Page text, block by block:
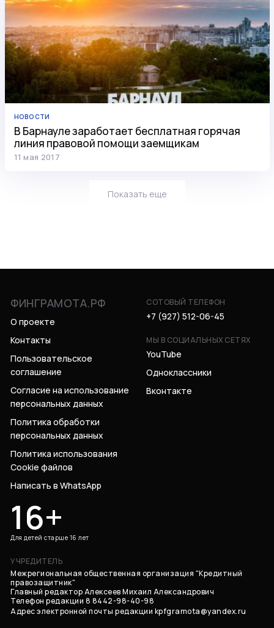
НОВОСТИ
В Барнауле заработает бесплатная горячая
линия правовой помощи заемщикам
11 мая 2017
Показать еще
ФИНГРАМОТА.РФ
О проекте
Контакты
Пользовательское
соглашение
Согласие на использование
персональных данных
Политика обработки
персональных данных
Политика использования
Cookie файлов
Написать в WhatsApp
16+
Для детей старше 16 лет
СОТОВЫЙ ТЕЛЕФОН
+7 (927) 512-06-45
МЫ В СОЦИАЛЬНЫХ СЕТЯХ
YouTube
Одноклассники
Вконтакте
УЧРЕДИТЕЛЬ
Межрегиональная общественная организация "Кредитный
правозащитник"
Главный редактор Алексеев Михаил Александрович
Телефон редакции 8 8442-98-40-98
Адрес электронной почты редакции kpfgramota@yandex.ru